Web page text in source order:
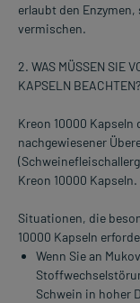
erlaubt den
vermischen.
2. WAS MÜSSEN SIE
KAPSELN BEACHTEN?
Kreon 10000
nachgewiesener
Kreon 10000 Kapseln.
Situationen, die
10000 Kapseln
Wenn Sie an
Schwein in hoher